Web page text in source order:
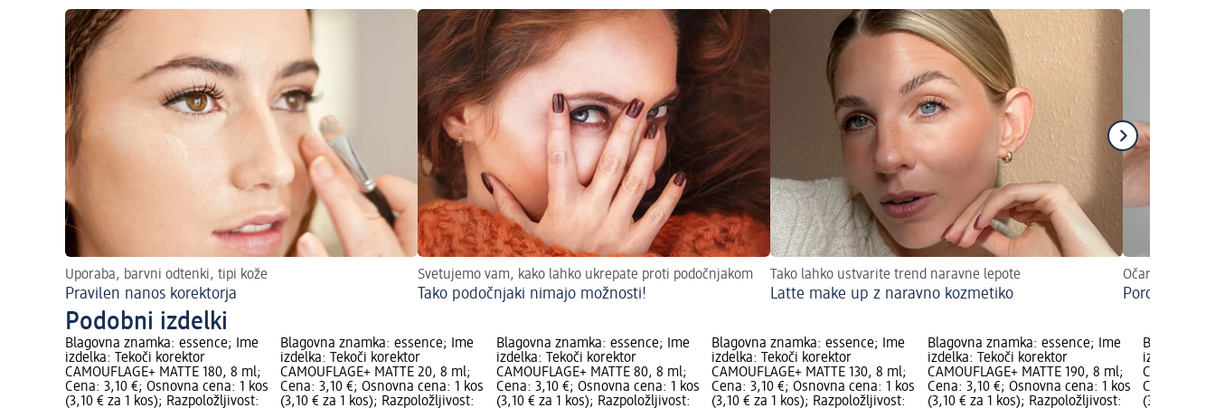
Uporaba, barvni odtenki, tipi kože
Pravilen nanos korektorja
Svetujemo vam, kako lahko ukrepate proti podočnjakom
Tako podočnjaki nimajo možnosti!
Tako lahko ustvarite trend naravne lepote
Latte make up z naravno kozmetiko
Očarljivo
Poročno
Podobni izdelki
Blagovna znamka: essence; Ime
izdelka: Tekoči korektor
CAMOUFLAGE+ MATTE 180, 8 ml;
Cena: 3,10 €; Osnovna cena: 1 kos
(3,10 € za 1 kos); Razpoložljivost:
Blagovna znamka: essence; Ime
izdelka: Tekoči korektor
CAMOUFLAGE+ MATTE 20, 8 ml;
Cena: 3,10 €; Osnovna cena: 1 kos
(3,10 € za 1 kos); Razpoložljivost:
Blagovna znamka: essence; Ime
izdelka: Tekoči korektor
CAMOUFLAGE+ MATTE 80, 8 ml;
Cena: 3,10 €; Osnovna cena: 1 kos
(3,10 € za 1 kos); Razpoložljivost:
Blagovna znamka: essence; Ime
izdelka: Tekoči korektor
CAMOUFLAGE+ MATTE 130, 8 ml;
Cena: 3,10 €; Osnovna cena: 1 kos
(3,10 € za 1 kos); Razpoložljivost:
Blagovna znamka: essence; Ime
izdelka: Tekoči korektor
CAMOUFLAGE+ MATTE 190, 8 ml;
Cena: 3,10 €; Osnovna cena: 1 kos
(3,10 € za 1 kos); Razpoložljivost:
Blagovna
izdelka:
Cena: 3,10
(3,10 € za